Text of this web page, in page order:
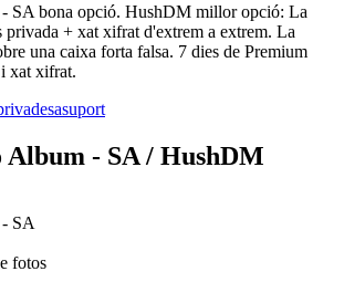
- SA bona opció. HushDM millor opció: La
privada + xat xifrat d'extrem a extrem. La
una caixa forta falsa. 7 dies de Premium
xat xifrat.
suport
Album - SA / HushDM
SA
fotos